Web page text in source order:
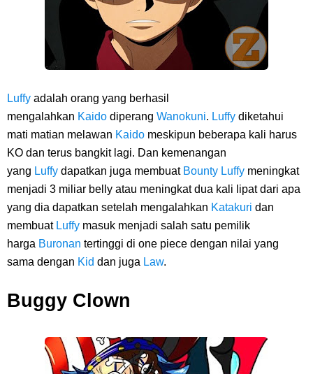
Luffy adalah orang yang berhasil
mengalahkan Kaido diperang Wanokuni. Luffy diketahui
mati matian melawan Kaido meskipun beberapa kali harus
KO dan terus bangkit lagi. Dan kemenangan
yang Luffy dapatkan juga membuat Bounty Luffy meningkat
menjadi 3 miliar belly atau meningkat dua kali lipat dari apa
yang dia dapatkan setelah mengalahkan Katakuri dan
membuat Luffy masuk menjadi salah satu pemilik
harga Buronan tertinggi di one piece dengan nilai yang
sama dengan Kid dan juga Law.
Buggy Clown